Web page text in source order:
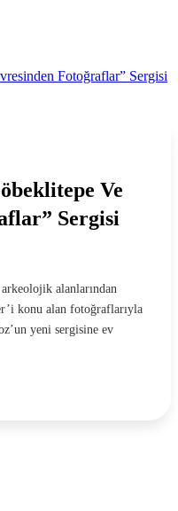
Fotoğraflar” Sergisi
Ve
Sergisi
alanlarından
konu alan fotoğraflarıyla
yeni sergisine ev